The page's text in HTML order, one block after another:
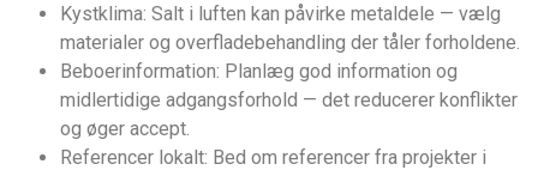
Kystklima: Salt i luften kan påvirke metaldele — vælg
materialer og overfladebehandling der tåler forholdene.
Beboerinformation: Planlæg god information og
midlertidige adgangsforhold — det reducerer konflikter
og øger accept.
Referencer lokalt: Bed om referencer fra projekter i